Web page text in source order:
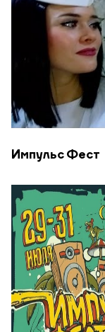
Импульс Фест